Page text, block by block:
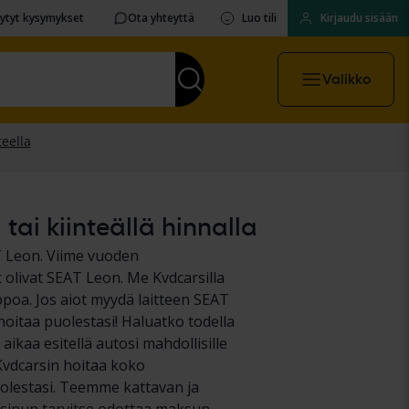
kysymykset Ota yhteyttä Luo tili Kirjaudu sisään
Valikko
tai kiinteällä hinnalla
Viime vuoden
SEAT Leon. Me Kvdcarsilla
Jos aiot myydä laitteen SEAT
puolestasi! Haluatko todella
esitellä autosi mahdollisille
hoitaa koko
Teemme kattavan ja